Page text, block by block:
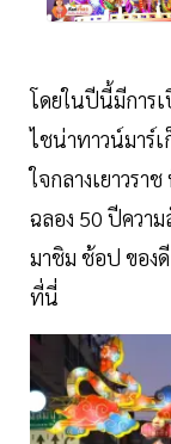
โดยในปีนี้มีการ
ไชน่าทาวน์มาร์
ใจกลางเยาวร
ฉลอง 50 ปีควา
มาชิม ช้อป ของดี
ที่นี่